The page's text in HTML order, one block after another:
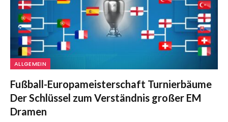
ALLGEMEIN
Fußball-Europameisterschaft Turnierbäume
Der Schlüssel zum Verständnis großer EM
Dramen